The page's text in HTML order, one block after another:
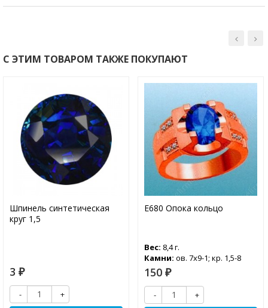
С ЭТИМ ТОВАРОМ ТАКЖЕ ПОКУПАЮТ
Шпинель синтетическая
круг 1,5
3 ₽
-
+
Е680 Опока кольцо
Вес: 8,4 г.
Камни: ов. 7х9-1; кр. 1,5-8
150 ₽
-
+